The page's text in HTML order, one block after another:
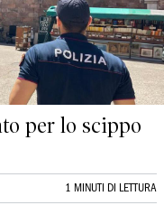
per lo scippo
1 MINUTI DI LETTURA